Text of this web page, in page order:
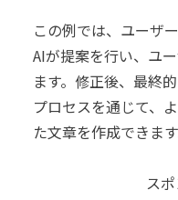
この例では、ユーザ
AIが提案を行い、ユ
ます。修正後、最終
プロセスを通じて、
た文章を作成できます
ス